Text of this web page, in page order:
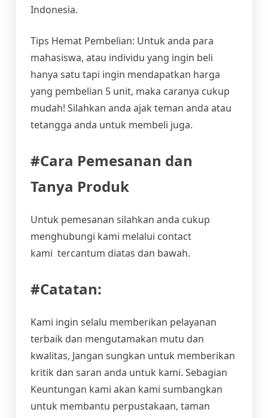
Indonesia.
Tips Hemat Pembelian: Untuk anda para
mahasiswa, atau individu yang ingin beli
hanya satu tapi ingin mendapatkan harga
yang pembelian 5 unit, maka caranya cukup
mudah! Silahkan anda ajak teman anda atau
tetangga anda untuk membeli juga.
#Cara Pemesanan dan
Tanya Produk
Untuk pemesanan silahkan anda cukup
menghubungi kami melalui contact
kami tercantum diatas dan bawah.
#Catatan:
Kami ingin selalu memberikan pelayanan
terbaik dan mengutamakan mutu dan
kwalitas, Jangan sungkan untuk memberikan
kritik dan saran anda untuk kami. Sebagian
Keuntungan kami akan kami sumbangkan
untuk membantu perpustakaan, taman